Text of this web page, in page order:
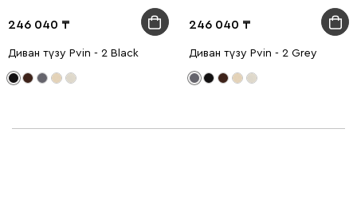
246 040
Диван түзу Рvin - 2 Black
246 040
Диван түзу Рvin - 2 Grey